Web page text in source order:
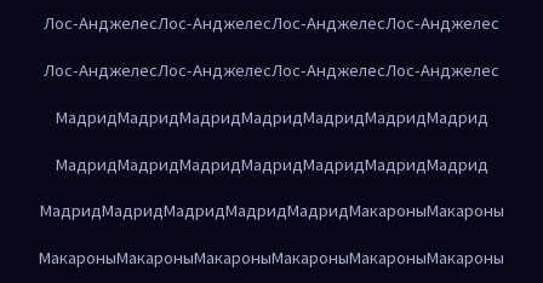
Лос-АнджелесЛос-АнджелесЛос-АнджелесЛос-Анджелес
Лос-АнджелесЛос-АнджелесЛос-АнджелесЛос-Анджелес
МадридМадридМадридМадридМадридМадридМадрид
МадридМадридМадридМадридМадридМадридМадрид
МадридМадридМадридМадридМадридМакароныМакароны
МакароныМакароныМакароныМакароныМакароныМакароны